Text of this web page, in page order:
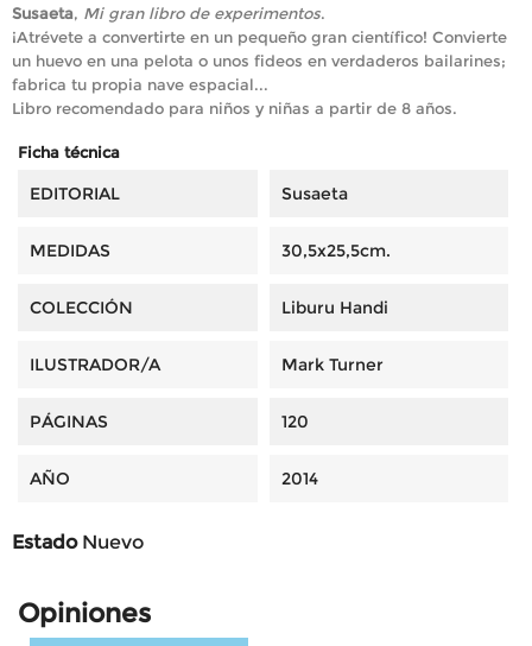
Susaeta, Mi gran libro de experimentos.
¡Atrévete a convertirte en un pequeño gran científico! Convierte
un huevo en una pelota o unos fideos en verdaderos bailarines;
fabrica tu propia nave espacial...
Libro recomendado para niños y niñas a partir de 8 años.
Ficha técnica
EDITORIAL Susaeta
MEDIDAS 30,5x25,5cm.
COLECCIÓN Liburu Handi
ILUSTRADOR/A Mark Turner
PÁGINAS 120
AÑO 2014
Estado Nuevo
Opiniones